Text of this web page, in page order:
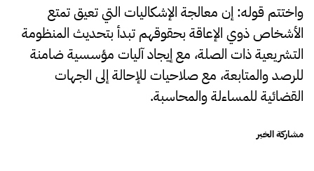
واختتم قوله: إن معالجة الإشكاليات التي تعيق تمتع
الأشخاص ذوي الإعاقة بحقوقهم تبدأ بتحديث المنظومة
التشريعية ذات الصلة، مع إيجاد آليات مؤسسية ضامنة
للرصد والمتابعة، مع صلاحيات للإحالة إلى الجهات
القضائية للمساءلة والمحاسبة.
مشاركة الخبر